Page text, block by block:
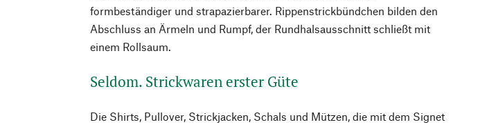
formbeständiger und strapazierbarer. Rippenstrickbündchen bilden den
Abschluss an Ärmeln und Rumpf, der Rundhalsausschnitt schließt mit
einem Rollsaum.
Seldom. Strickwaren erster Güte
Die Shirts, Pullover, Strickjacken, Schals und Mützen, die mit dem Signet